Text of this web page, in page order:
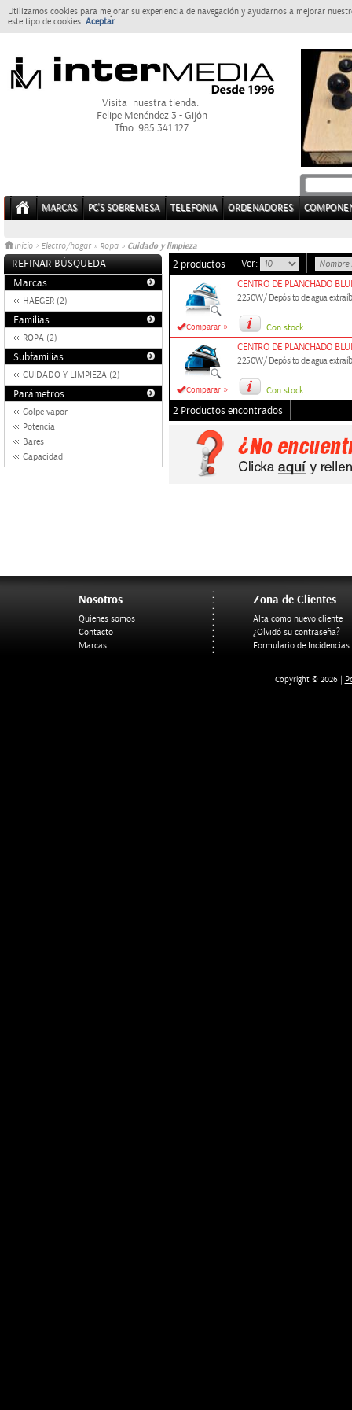
Utilizamos cookies para mejorar su experiencia de navegación y ayudarnos a mejorar
este tipo de cookies. Aceptar
Visita nuestra tienda:
Felipe Menéndez 3 - Gijón
Tfno: 985 341 127
MARCAS PC'S SOBREMESA TELEFONIA ORDENADORES
Inicio > Electro/hogar » Ropa » Cuidado y limpieza
REFINAR BÚSQUEDA
Marcas
HAEGER (2)
Familias
ROPA (2)
Subfamilias
CUIDADO Y LIMPIEZA (2)
Parámetros
Golpe vapor
Potencia
Bares
Capacidad
2 productos Ver:
Comparar »
CENTRO DE PLANCHADO
2250W/ Depósito de agua
Con stock
Comparar »
CENTRO DE PLANCHADO
2250W/ Depósito de agua
Con stock
2 Productos encontrados
Nosotros
Quienes somos
Contacto
Marcas
Zona de Clientes
Alta como nuevo cliente
¿Olvidó su contraseña?
Formulario de Incidencias
Copyright © 2026 |